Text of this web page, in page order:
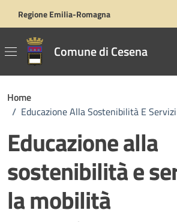
Regione Emilia-Romagna
Comune di Cesena
Home
/ Educazione Alla Sostenibilità E
Educazione alla
sostenibilità e
la mobilità